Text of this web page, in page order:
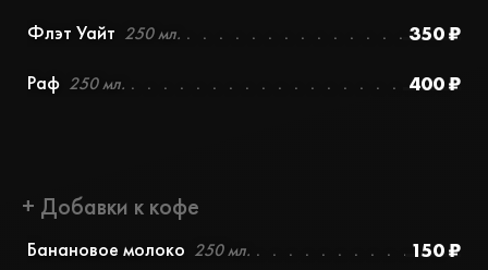
Флэт Уайт 250 мл.
350 ₽
Раф 250 мл. 400 ₽
+ Добавки к кофе
Банановое молоко 250 мл.
150 ₽